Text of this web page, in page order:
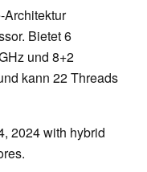
Architektur
Bietet 6
und 8+2
kann 22 Threads
2024 with hybrid